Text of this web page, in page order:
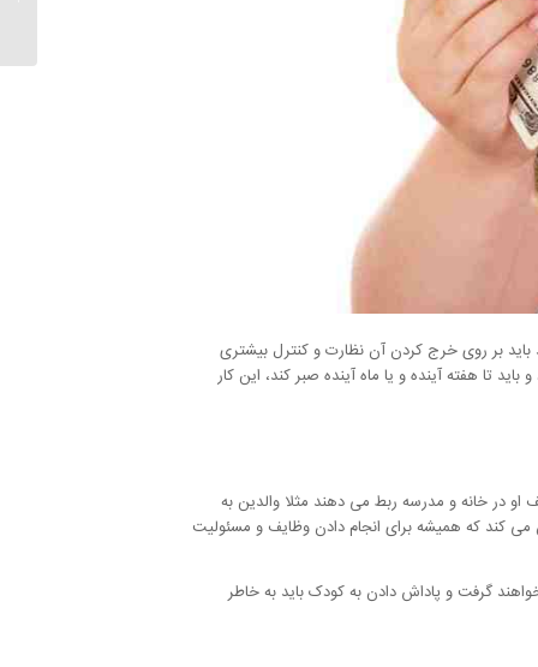
بر روی خرج کردن آن نظارت و کنترل بیشتری
تا هفته آینده و یا ماه آینده صبر کند، این کار
او در خانه و مدرسه ربط می دهند مثلا والدین به
کند که همیشه برای انجام دادن وظایف و مسئولیت
گرفت و پاداش دادن به کودک باید به خاطر